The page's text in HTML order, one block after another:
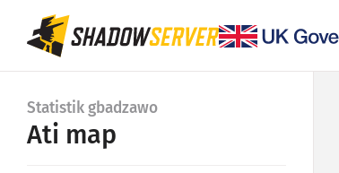
Statistik gbadzawo
Ati map